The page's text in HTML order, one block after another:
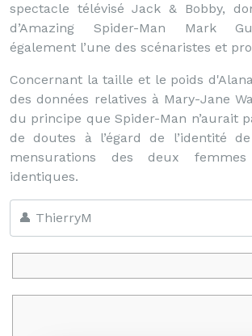
spectacle télévisé Jack & Bobby,
d’Amazing Spider-Man Mark
également l’une des scénaristes et
Concernant la taille et le poids
des données relatives à Mary-Jane
du principe que Spider-Man n’aurait
de doutes à l’égard de l’identité
mensurations des deux
identiques.
👤 ThierryM